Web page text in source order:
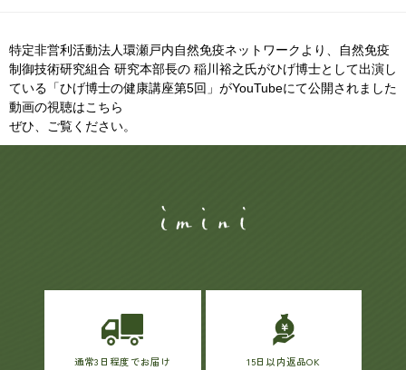
特定非営利活動法人環瀬戸内自然免疫ネットワークより、自然免疫
制御技術研究組合 研究本部長の 稲川裕之氏がひげ博士として出演し
ている「ひげ博士の健康講座第5回」がYouTubeにて公開されました
動画の視聴はこちら
ぜひ、ご覧ください。
通常3日程度でお届け 15日以内返品OK